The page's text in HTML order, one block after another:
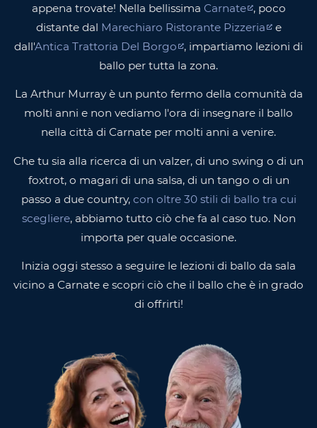
appena trovate! Nella bellissima Carnate , poco
distante dal Marechiaro Ristorante Pizzeria e
dall'Antica Trattoria Del Borgo
, impartiamo lezioni di
ballo per tutta la zona.
La Arthur Murray è un punto fermo della comunità da
molti anni e non vediamo l'ora di insegnare il ballo
nella città di Carnate per molti anni a venire.
Che tu sia alla ricerca di un valzer, di uno swing o di un
foxtrot, o magari di una salsa, di un tango o di un
passo a due country, con oltre 30 stili di ballo tra cui
scegliere, abbiamo tutto ciò che fa al caso tuo. Non
importa per quale occasione.
Inizia oggi stesso a seguire le lezioni di ballo da sala
vicino a Carnate e scopri ciò che il ballo che è in grado
di offrirti!